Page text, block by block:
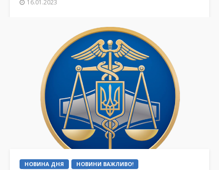
16.01.2023
НОВИНА ДНЯ
НОВИНИ ВАЖЛИВО!